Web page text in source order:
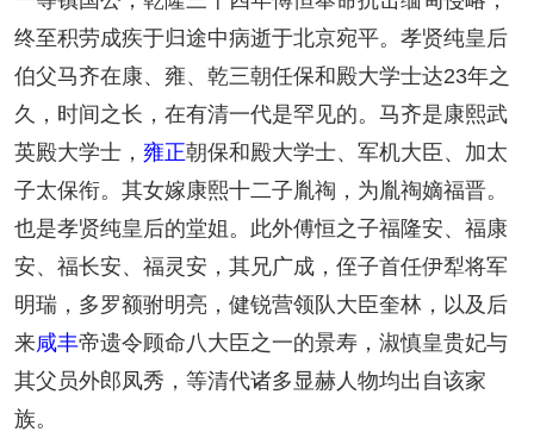
终至积劳成疾于归途中病逝于北京宛平。孝贤纯皇后
伯父马齐在康、雍、乾三朝任保和殿大学士达23年之
久，时间之长，在有清一代是罕见的。马齐是康熙武
英殿大学士， 雍正朝保和殿大学士、军机大臣、加太
子太保衔。其女嫁康熙十二子胤祹，为胤祹嫡福晋。
也是孝贤纯皇后的堂姐。此外傅恒之子福隆安、福康
安、福长安、福灵安，其兄广成，侄子首任伊犁将军
明瑞，多罗额驸明亮，健锐营领队大臣奎林，以及后
来咸丰帝遗令顾命八大臣之一的景寿，淑慎皇贵妃与
其父员外郎凤秀，等清代诸多显赫人物均出自该家
族。